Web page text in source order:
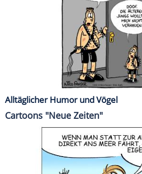
Alltäglicher Humor und Vögel
Cartoons "Neue Zeiten"